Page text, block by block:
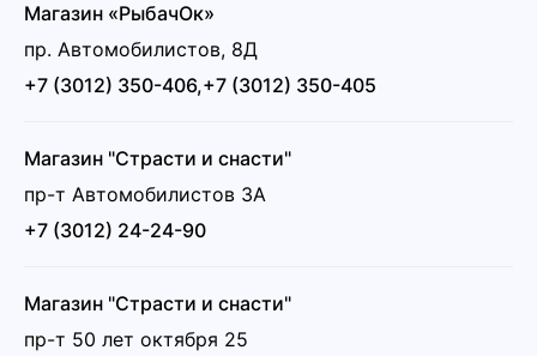
Магазин «РыбачОк»
пр. Автомобилистов, 8Д
+7 (3012) 350-406,+7 (3012) 350-405
Магазин "Страсти и снасти"
пр-т Автомобилистов 3А
+7 (3012) 24-24-90
Магазин "Страсти и снасти"
пр-т 50 лет октября 25